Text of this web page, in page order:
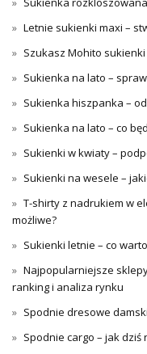
Letnie sukienki maxi –
Szukasz Mohito
Sukienka na lato –
Sukienka hiszpanka –
Sukienka na lato – co
Sukienki w kwiaty –
Sukienki na wesele –
T-shirty z nadrukiem w
możliwe?
Sukienki letnie – co
Najpopularniejsze
ranking i analiza rynku
Spodnie dresowe
Spodnie cargo – jak